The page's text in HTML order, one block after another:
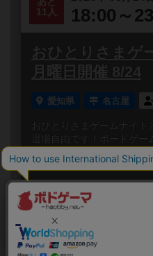
11人
18:00～
おひとりさまゲ
月曜日開催 8/24
愛知県 名古屋
おひとりさまゲームナイ
退場自由です！ボードゲー
られない…！いつものメン
みたい…！ボー...
ボードゲームのプレイ
自分のデータを管理し